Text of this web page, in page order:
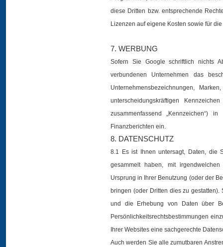
diese Dritten bzw. entsprechende
Lizenzen auf eigene Kosten sowie für
7. WERBUNG
Sofern Sie Google schriftlich nichts
verbundenen Unternehmen das
Unternehmensbezeichnungen,
unterscheidungskräftigen
zusammenfassend „Kennzeichen“)
Finanzberichten ein.
8. DATENSCHUTZ
8.1 Es ist Ihnen untersagt, Daten, die
gesammelt haben, mit
Ursprung in Ihrer Benutzung (oder der
bringen (oder Dritten dies zu
und die Erhebung von Daten über
Persönlichkeitsrechtsbestimmungen
Ihrer Websites eine sachgerechte
Auch werden Sie alle zumutbaren